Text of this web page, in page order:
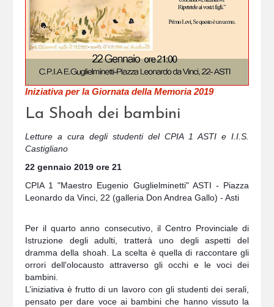
Iniziativa per la Giornata della Memoria 2019
La Shoah dei bambini
Letture a cura degli studenti del CPIA 1 ASTI e I.I.S.
Castigliano
22 gennaio 2019 ore 21
CPIA 1 "Maestro Eugenio Guglielminetti" ASTI - Piazza
Leonardo da Vinci, 22 (galleria Don Andrea Gallo) - Asti
Per il quarto anno consecutivo, il Centro Provinciale di
Istruzione degli adulti, tratterà uno degli aspetti del
dramma della shoah. La scelta è quella di raccontare gli
orrori dell'olocausto attraverso gli occhi e le voci dei
bambini.
L’iniziativa è frutto di un lavoro con gli studenti dei serali,
pensato per dare voce ai bambini che hanno vissuto la